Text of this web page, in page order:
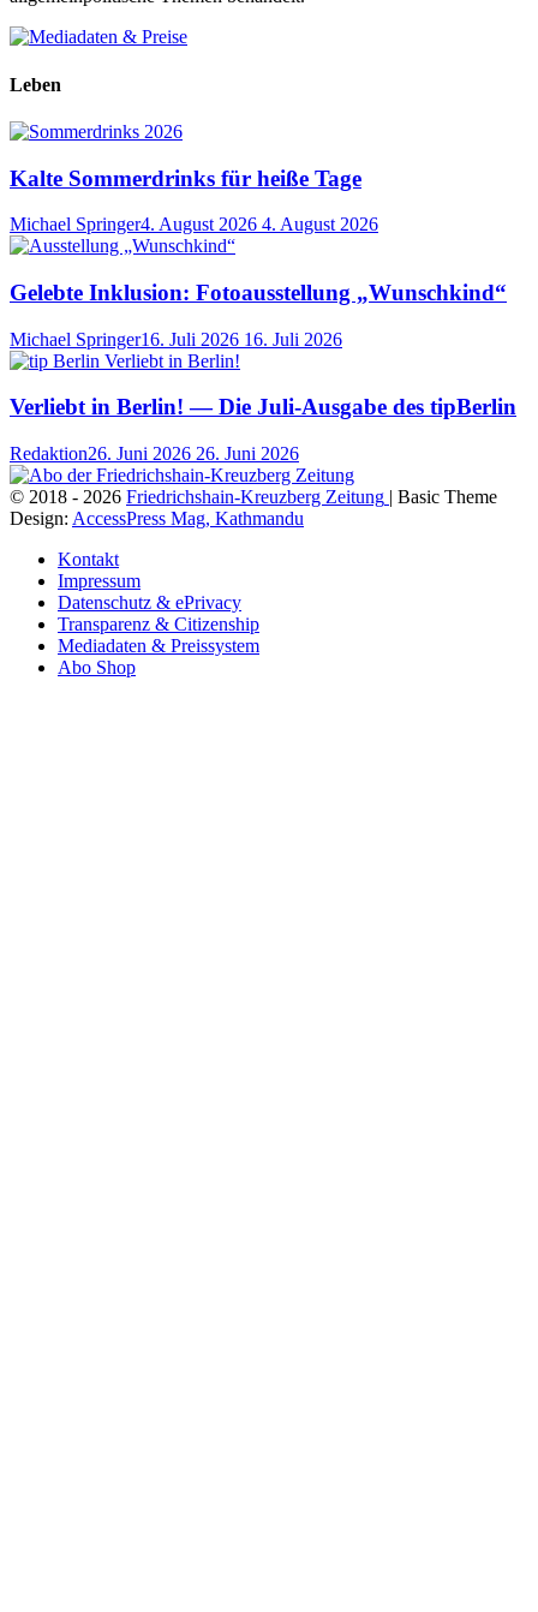
Leben
Kalte Sommerdrinks für heiße Tage
Michael Springer4. August 2026 4. August 2026
Gelebte Inklusion: Fotoausstellung „Wunschkind“
Michael Springer16. Juli 2026 16. Juli 2026
Verliebt in Berlin! — Die Juli-Ausgabe des tipBerlin
Redaktion26. Juni 2026 26. Juni 2026
© 2018 - 2026 Friedrichshain-Kreuzberg Zeitung | Basic Theme
Design: AccessPress Mag, Kathmandu
Kontakt
Impressum
Datenschutz & ePrivacy
Transparenz & Citizenship
Mediadaten & Preissystem
Abo Shop